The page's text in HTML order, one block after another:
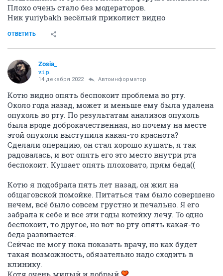
Zosia_
v.i.p.
13 декабря 2022 Автоинформатор
По котёночку Чарлику насчёт вакцинации врачи
такой сделали расклад:
Чарлик прививается через месяц однократно
Нобиваком. Он переболел вирусом, антитела уже
вырабатываются, достаточно будет одной вакцины
ближайшее время выкуплю по возможности. У них
всего три вакцины, одну мне для Чарли оставят.
ОТВЕТИТЬ
Zosia_
v.i.p.
13 декабря 2022
От БлаготворителяOlgaM123 -2000руб. на зверушек
Оленька, спасибо Вам огромное!
ОТВЕТИТЬ
Zosia_
v.i.p.
13 декабря 2022 Автоинформатор